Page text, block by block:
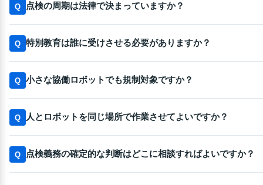
Q 点検の周期は法律で決まっていますか？
Q 特別教育は誰に受けさせる必要がありますか？
Q 小さな協働ロボットでも規制対象ですか？
Q 人とロボットを同じ場所で作業させてよいですか？
Q 点検義務の確定的な判断はどこに相談すればよいですか？